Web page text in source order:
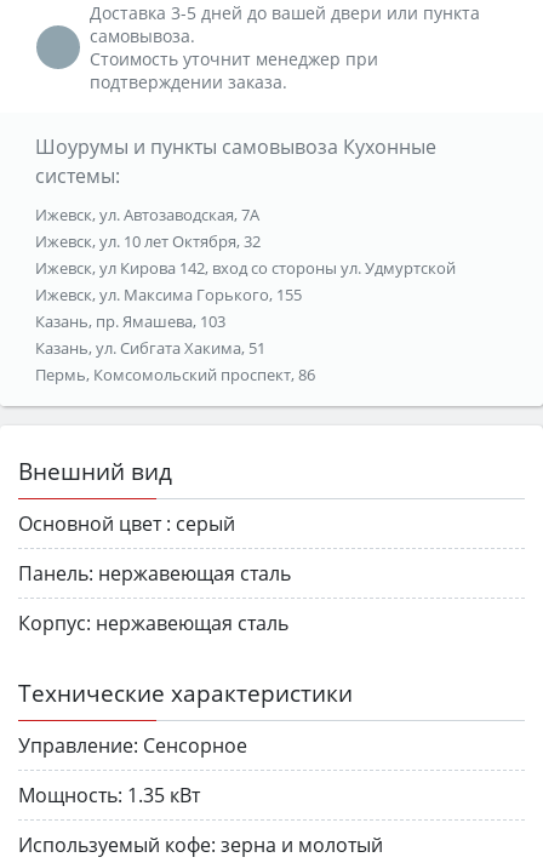
Доставка 3-5 дней до вашей двери или пункта
самовывоза.
Стоимость уточнит менеджер при
подтверждении заказа.
Шоурумы и пункты самовывоза Кухонные
системы:
Ижевск, ул. Автозаводская, 7А
Ижевск, ул. 10 лет Октября, 32
Ижевск, ул Кирова 142, вход со стороны ул. Удмуртской
Ижевск, ул. Максима Горького, 155
Казань, пр. Ямашева, 103
Казань, ул. Сибгата Хакима, 51
Пермь, Комсомольский проспект, 86
Внешний вид
Основной цвет : серый
Панель: нержавеющая сталь
Корпус: нержавеющая сталь
Технические характеристики
Управление: Сенсорное
Мощность: 1.35 кВт
Используемый кофе: зерна и молотый